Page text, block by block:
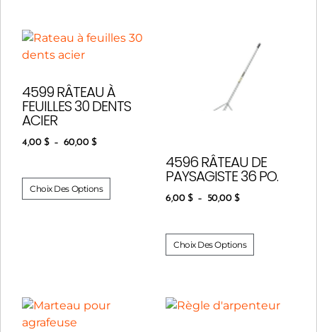
4599 RÂTEAU À
FEUILLES 30 DENTS
ACIER
4,00 $ – 60,00 $
Choix Des Options
4596 RÂTEAU DE
PAYSAGISTE 36 PO.
6,00 $ – 50,00 $
Choix Des Options